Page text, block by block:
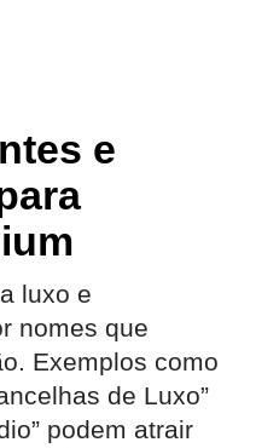
e
luxo e
nomes que
Exemplos como
de Luxo”
podem atrair